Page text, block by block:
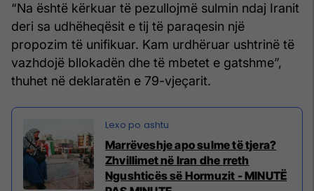
“Na është kërkuar të pezullojmë sulmin ndaj Iranit
deri sa udhëheqësit e tij të paraqesin një
propozim të unifikuar. Kam urdhëruar ushtrinë të
vazhdojë bllokadën dhe të mbetet e gatshme”,
thuhet në deklaratën e 79-vjeçarit.
Marrëveshje apo sulme të tjera?
Zhvillimet në Iran dhe rreth
Ngushticës së Hormuzit - MINUTË